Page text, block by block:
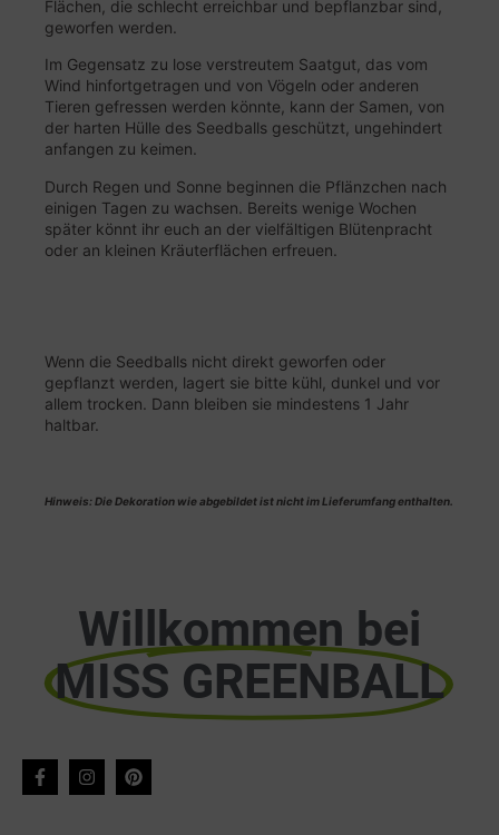
Flächen, die schlecht erreichbar und bepflanzbar sind,
geworfen werden.
Im Gegensatz zu lose verstreutem Saatgut, das vom
Wind hinfortgetragen und von Vögeln oder anderen
Tieren gefressen werden könnte, kann der Samen, von
der harten Hülle des Seedballs geschützt, ungehindert
anfangen zu keimen.
Durch Regen und Sonne beginnen die Pflänzchen nach
einigen Tagen zu wachsen. Bereits wenige Wochen
später könnt ihr euch an der vielfältigen Blütenpracht
oder an kleinen Kräuterflächen erfreuen.
Wenn die Seedballs nicht direkt geworfen oder
gepflanzt werden, lagert sie bitte kühl, dunkel und vor
allem trocken. Dann bleiben sie mindestens 1 Jahr
haltbar.
Hinweis: Die Dekoration wie abgebildet ist nicht im Lieferumfang enthalten.
Willkommen bei
MISS GREENBALL